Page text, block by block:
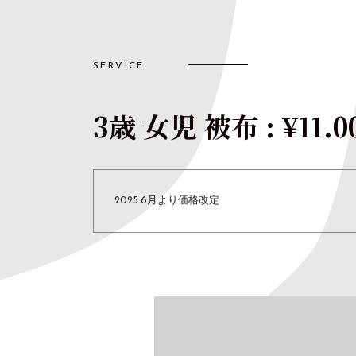
SERVICE
3歳 女児 被布 :
2025.6月より価格改定